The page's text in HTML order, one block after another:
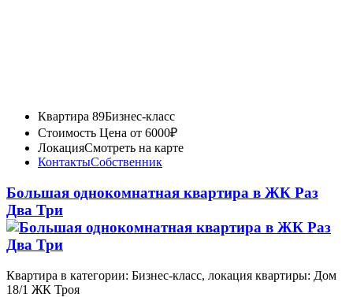
Квартира 89Бизнес-класс
Стоимость Цена от 6000₽
ЛокацияСмотреть на карте
КонтактыСобственник
Большая однокомнатная квартира в ЖК Раз
Два Три
Квартира в категории: Бизнес-класс, локация квартиры: Дом
18/1 ЖК Троя